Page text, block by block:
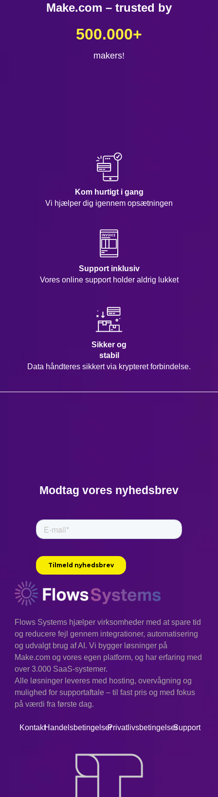
Make.com – trusted by
makers!
500.000+
Kom hurtigt i gang
Vi hjælper dig igennem opsætningen
Support inklusiv
Vores online support holder aldrig lukket
Sikker og
stabil
Data håndteres sikkert via krypteret forbindelse.
Modtag vores nyhedsbrev
Flows Systems hjælper virksomheder med at spare tid
og reducere fejl gennem integrationer, automatisering
og udvalgt brug af AI. Vi bygger løsninger på
Make.com og vores egen platform, og har erfaring med
over 3.000 SaaS-systemer.
Alle løsninger leveres med hosting, overvågning og
mulighed for supportaftale – til fast pris og med fokus
på værdi fra første dag.
KontaktHandelsbetingelserPrivatlivsbetingelserSupport